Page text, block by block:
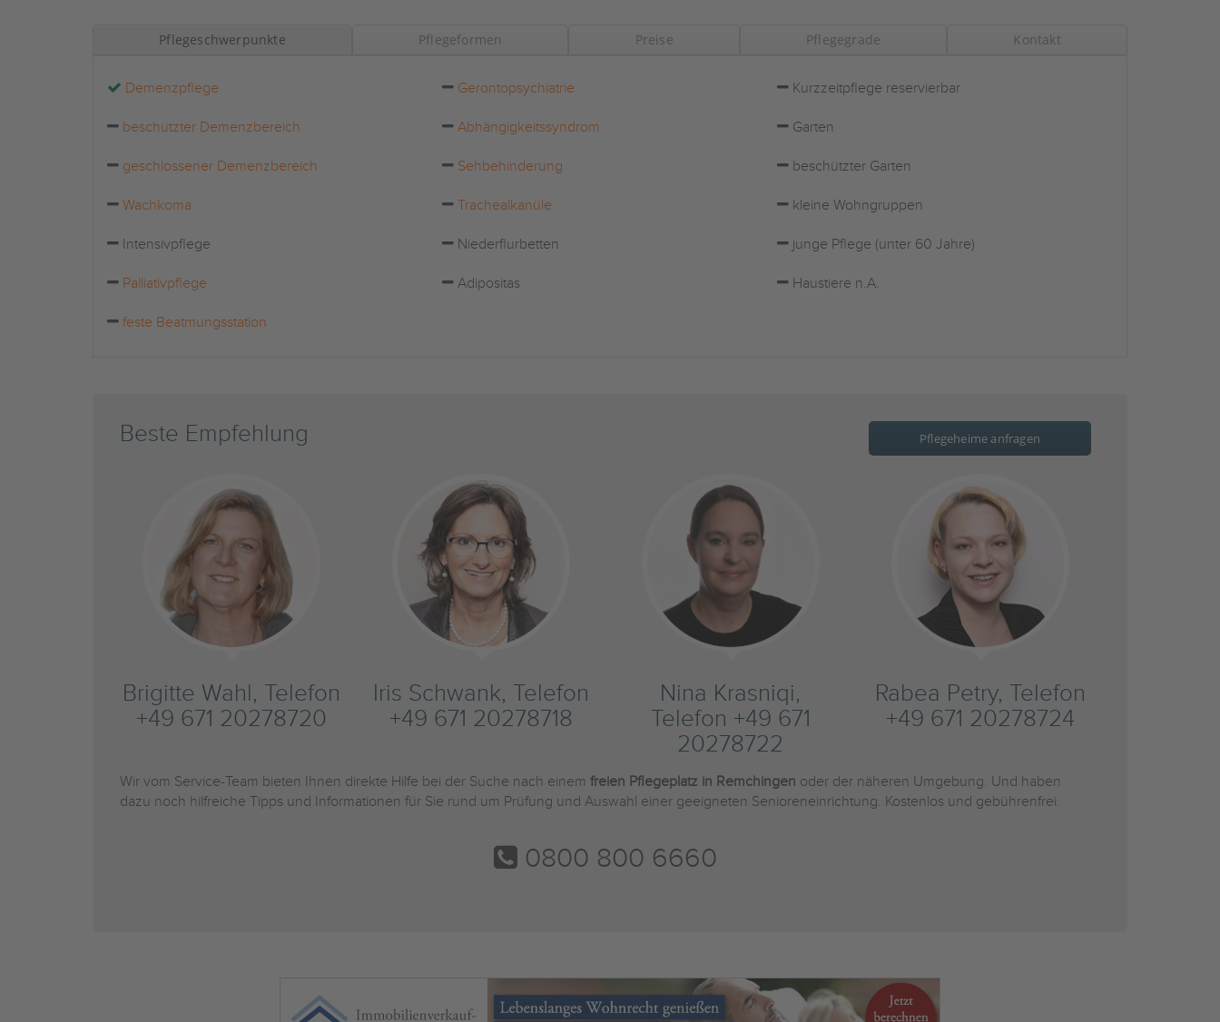
Pflegeschwerpunkte Pflegeformen Preise Pflegegrade Kontakt
Demenzpflege Gerontopsychiatrie Kurzzeitpflege reservierbar
beschützter Demenzbereich Abhängigkeitssyndrom Garten
geschlossener Demenzbereich Sehbehinderung beschützter Garten
Wachkoma Trachealkanüle kleine Wohngruppen
Intensivpflege Niederflurbetten junge Pflege (unter 60 Jahre)
Palliativpflege Adipositas Haustiere n.A.
feste Beatmungsstation
Beste Empfehlung Pflegeheime anfragen
Brigitte Wahl, Telefon
+49 671 20278720
Iris Schwank, Telefon
+49 671 20278718
Nina Krasniqi,
Telefon +49 671
20278722
Rabea Petry, Telefon
+49 671 20278724
Wir vom Service-Team bieten Ihnen direkte Hilfe bei der Suche nach einem freien Pflegeplatz in Remchingen oder der näheren Umgebung. Und haben
dazu noch hilfreiche Tipps und Informationen für Sie rund um Prüfung und Auswahl einer geeigneten Senioreneinrichtung. Kostenlos und gebührenfrei.
0800 800 6660